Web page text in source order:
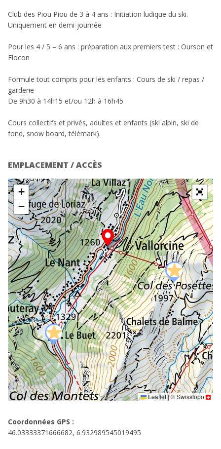
Club des Piou Piou de 3 à 4 ans : Initiation ludique du ski.
Uniquement en demi-journée
Pour les 4 / 5 – 6 ans : préparation aux premiers test : Ourson et
Flocon
Formule tout compris pour les enfants : Cours de ski / repas /
garderie
De 9h30 à 14h15 et/ou 12h à 16h45
Cours collectifs et privés, adultes et enfants (ski alpin, ski de
fond, snow board, télémark).
EMPLACEMENT / ACCÈS
+
−
Leaflet |©Swisstopo
Coordonnées GPS :
46.03333371666682, 6.932989545019495